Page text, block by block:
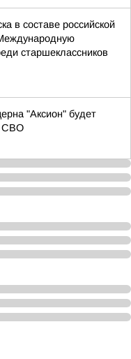
в составе российской
старшеклассников
"Аксион" будет
СВО